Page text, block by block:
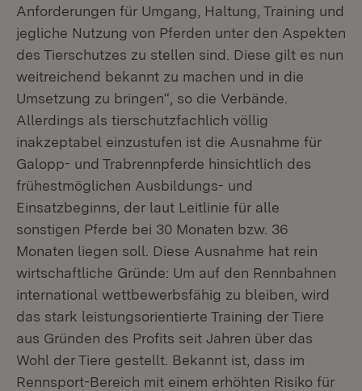
Anforderungen für Umgang, Haltung, Training und
jegliche Nutzung von Pferden unter den Aspekten
des Tierschutzes zu stellen sind. Diese gilt es nun
weitreichend bekannt zu machen und in die
Umsetzung zu bringen“, so die Verbände.
Allerdings als tierschutzfachlich völlig
inakzeptabel einzustufen ist die Ausnahme für
Galopp- und Trabrennpferde hinsichtlich des
frühestmöglichen Ausbildungs- und
Einsatzbeginns, der laut Leitlinie für alle
sonstigen Pferde bei 30 Monaten bzw. 36
Monaten liegen soll. Diese Ausnahme hat rein
wirtschaftliche Gründe: Um auf den Rennbahnen
international wettbewerbsfähig zu bleiben, wird
das stark leistungsorientierte Training der Tiere
aus Gründen des Profits seit Jahren über das
Wohl der Tiere gestellt. Bekannt ist, dass im
Rennsport-Bereich mit einem erhöhten Risiko für